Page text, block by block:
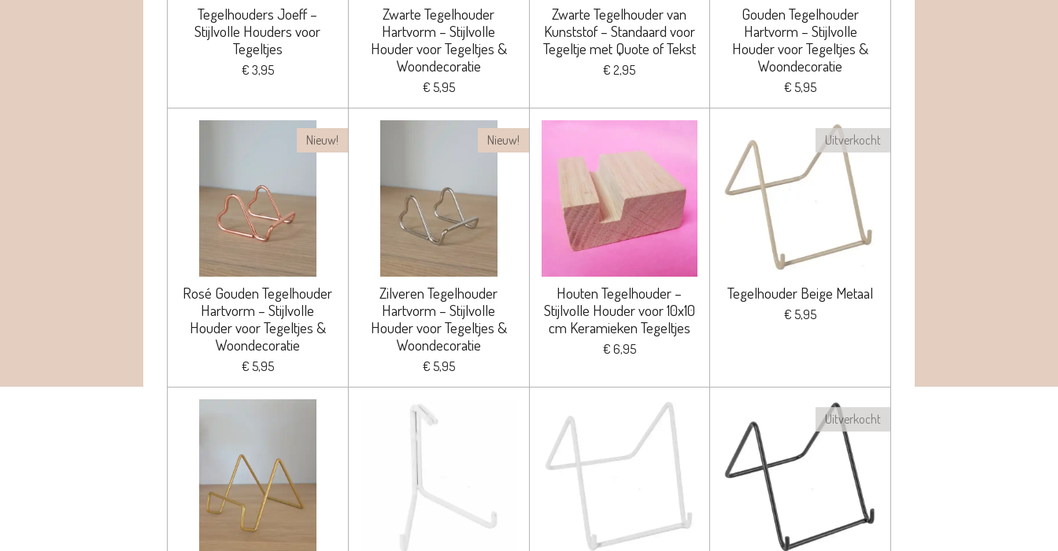
Tegelhouders Joeff –
Stijlvolle Houders voor
Tegeltjes
€ 3,95
Zwarte Tegelhouder
Hartvorm – Stijlvolle
Houder voor Tegeltjes &
Woondecoratie
€ 5,95
Zwarte Tegelhouder van
Kunststof – Standaard voor
Tegeltje met Quote of Tekst
€ 2,95
Gouden Tegelhouder
Hartvorm – Stijlvolle
Houder voor Tegeltjes &
Woondecoratie
€ 5,95
Nieuw!
Rosé Gouden Tegelhouder
Hartvorm – Stijlvolle
Houder voor Tegeltjes &
Woondecoratie
€ 5,95
Nieuw!
Zilveren Tegelhouder
Hartvorm – Stijlvolle
Houder voor Tegeltjes &
Woondecoratie
€ 5,95
Houten Tegelhouder –
Stijlvolle Houder voor 10x10
cm Keramieken Tegeltjes
€ 6,95
Uitverkocht
Tegelhouder Beige Metaal
€ 5,95
Uitverkocht